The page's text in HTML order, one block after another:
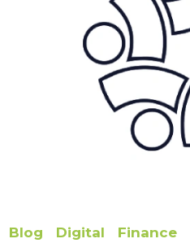
Blog Digital Finance